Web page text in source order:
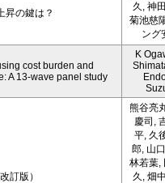
昇の鍵は？
久, 神
菊池慈
ング
cost burden and
A 13-wave panel study
K
訂版）
熊谷亮
慶司,
平, 久
郎, 山
林若葉,
久, 畑